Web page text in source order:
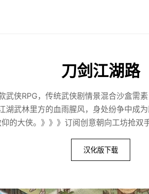
刀剑江湖路
武侠RPG，传统武侠剧情景混合沙盒需
湖武林里方的血雨腥风，身处纷争中成
的大侠。》》》订阅创意朝向工坊抢双
汉化版下载